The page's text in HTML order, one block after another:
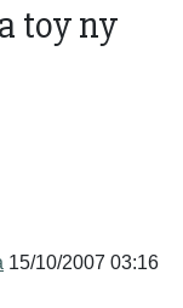
toy ny
15/10/2007 03:16